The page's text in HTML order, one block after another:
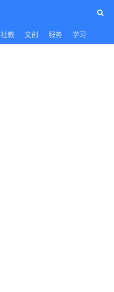
社教 文创 服务 学习